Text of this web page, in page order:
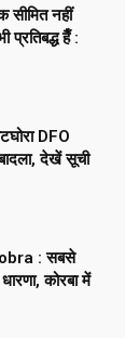
सीमित नहीं
प्रतिबद्ध हैँ :
DFO
देखें सूची
: सबसे
कोरबा में